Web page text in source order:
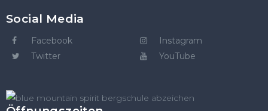
Social Media
Facebook
Twitter
Instagram
YouTube